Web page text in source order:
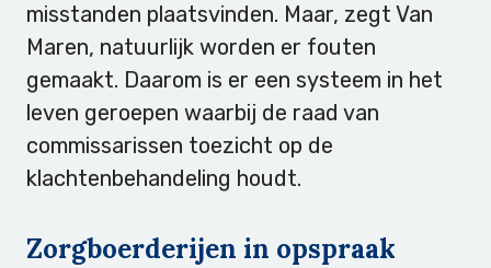
misstanden plaatsvinden. Maar, zegt Van
Maren, natuurlijk worden er fouten
gemaakt. Daarom is er een systeem in het
leven geroepen waarbij de raad van
commissarissen toezicht op de
klachtenbehandeling houdt.
Zorgboerderijen in opspraak